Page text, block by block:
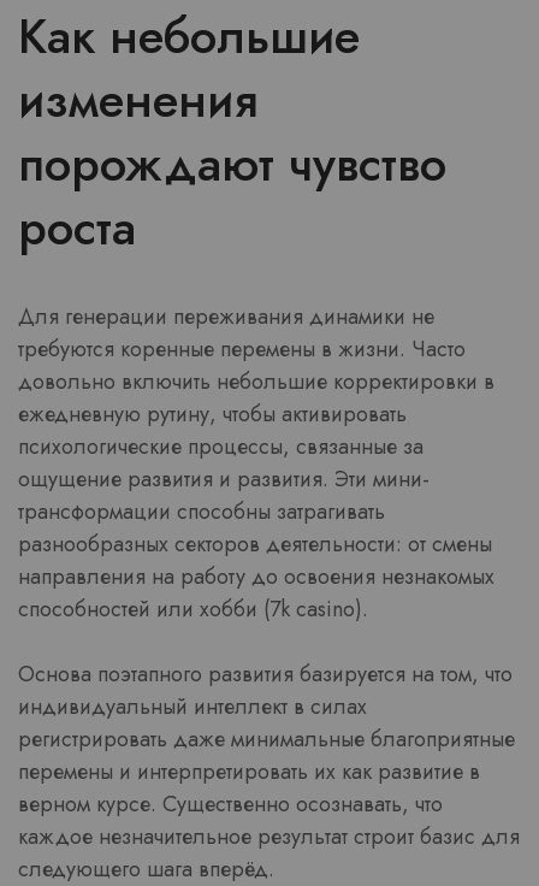
Как небольшие
изменения
порождают чувство
роста
Для генерации переживания динамики не
требуются коренные перемены в жизни. Часто
довольно включить небольшие корректировки в
ежедневную рутину, чтобы активировать
психологические процессы, связанные за
ощущение развития и развития. Эти мини-
трансформации способны затрагивать
разнообразных секторов деятельности: от смены
направления на работу до освоения незнакомых
способностей или хобби (7k casino).
Основа поэтапного развития базируется на том, что
индивидуальный интеллект в силах
регистрировать даже минимальные благоприятные
перемены и интерпретировать их как развитие в
верном курсе. Существенно осознавать, что
каждое незначительное результат строит базис для
следующего шага вперёд.